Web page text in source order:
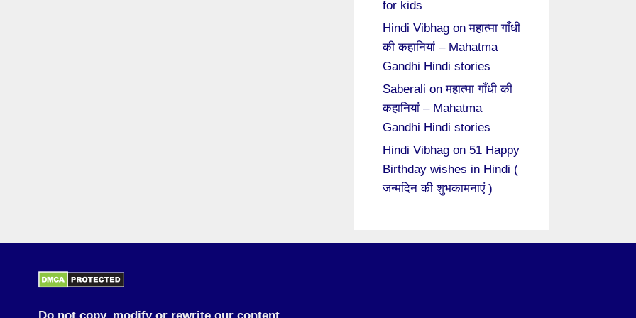
for kids
Hindi Vibhag onमहात्मा गाँधी
की कहानियां – Mahatma
Gandhi Hindi stories
Saberali onमहात्मा गाँधी की
कहानियां – Mahatma
Gandhi Hindi stories
Hindi Vibhag on 51 Happy
Birthday wishes in Hindi (
जन्मदिन की शुभकामनाएं )